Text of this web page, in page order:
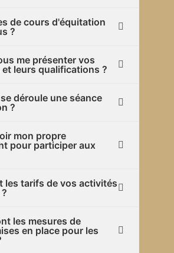
de cours d'équitation
?
me présenter vos
leurs qualifications ?
déroule une séance
?
mon propre
pour participer aux
les tarifs de vos activités
les mesures de
en place pour les